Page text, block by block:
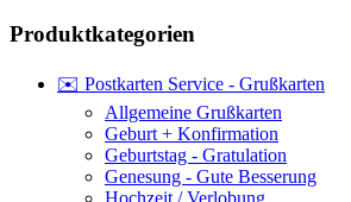
Produktkategorien
✉️ Postkarten Service - Grußkarten
Allgemeine Grußkarten
Geburt + Konfirmation
Geburtstag - Gratulation
Genesung - Gute Besserung
Hochzeit / Verlobung